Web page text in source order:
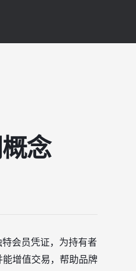
念
会员凭证，为持有者
增值交易，帮助品牌